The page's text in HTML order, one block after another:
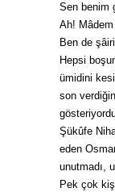
Sen benim
Ah!
Ben de
Hepsi
ümidini
son
Şükûfe
eden
unutmadı,
Pek çok